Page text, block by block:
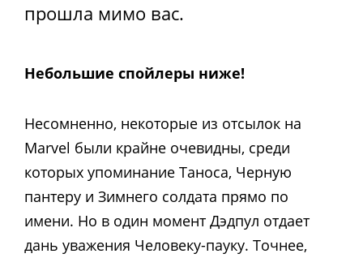
прошла мимо вас.
Небольшие спойлеры ниже!
Несомненно, некоторые из отсылок на
Marvel были крайне очевидны, среди
которых упоминание Таноса, Черную
пантеру и Зимнего солдата прямо по
имени. Но в один момент Дэдпул отдает
дань уважения Человеку-пауку. Точнее,